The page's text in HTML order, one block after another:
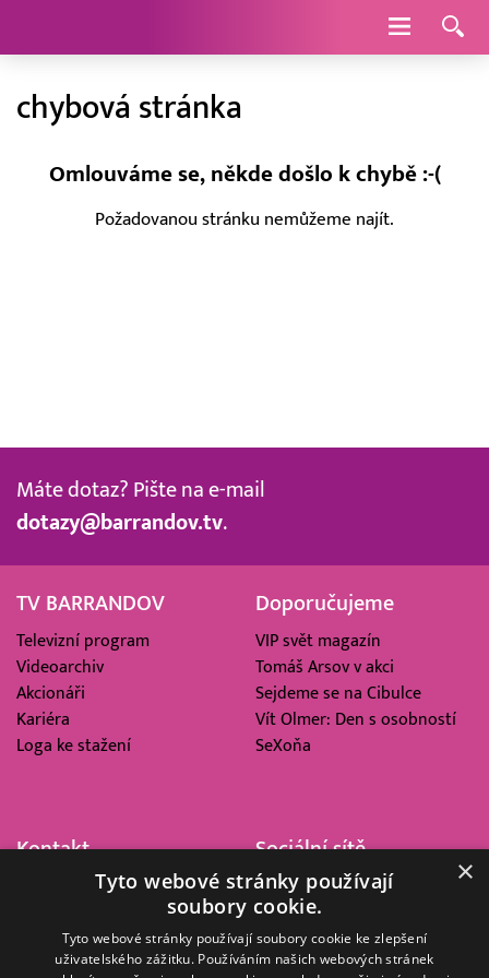
Navigace
chybová stránka
Omlouváme se, někde došlo k chybě :-(
Požadovanou stránku nemůžeme najít.
Máte dotaz? Pište na e-mail
dotazy@barrandov.tv.
TV BARRANDOV
Televizní program
Videoarchiv
Akcionáři
Kariéra
Loga ke stažení
Doporučujeme
VIP svět magazín
Tomáš Arsov v akci
Sejdeme se na Cibulce
Vít Olmer: Den s osobností
SeXoňa
Kontakt
Barrandov Televizní Studio,
Kříženeckého nám. 322
152 00 Praha 5
Sociální sítě
×
Tyto webové stránky používají
soubory cookie.
Tyto webové stránky používají soubory cookie ke zlepšení
uživatelského zážitku. Používáním našich webových stránek